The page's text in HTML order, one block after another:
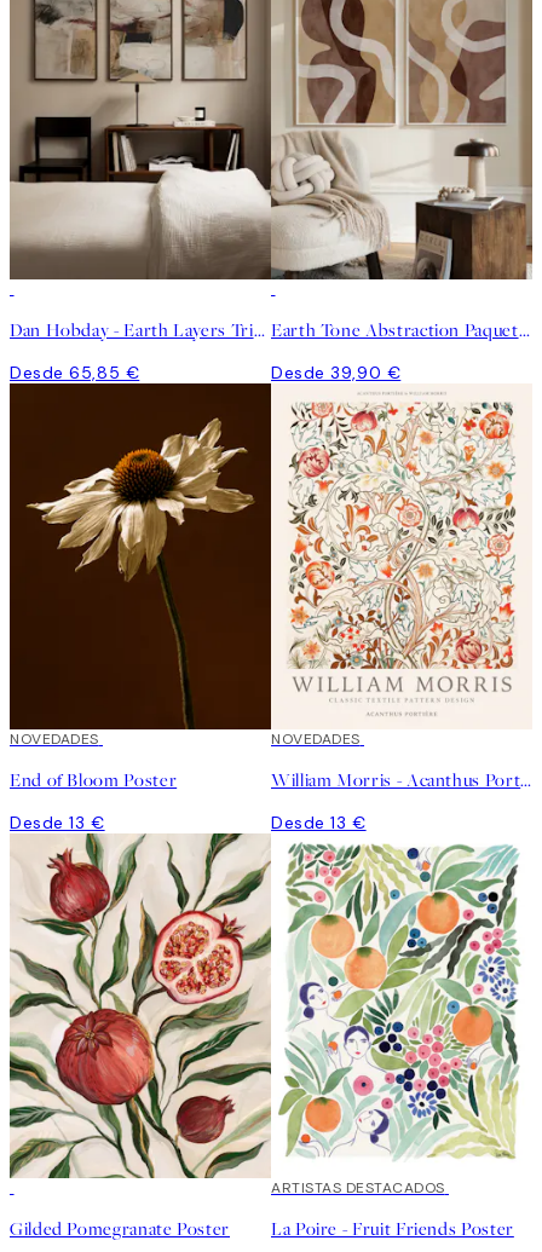
Dan Hobday - Earth Layers Trio Paquetes de Pósters
Desde 65,85 €
Earth Tone Abstraction Paquetes de Pósters
Desde 39,90 €
NOVEDADES
End of Bloom Poster
Desde 13 €
NOVEDADES
William Morris - Acanthus Portière Poster
Desde 13 €
Gilded Pomegranate Poster
40%*
ARTISTAS DESTACADOS
La Poire - Fruit Friends Poster